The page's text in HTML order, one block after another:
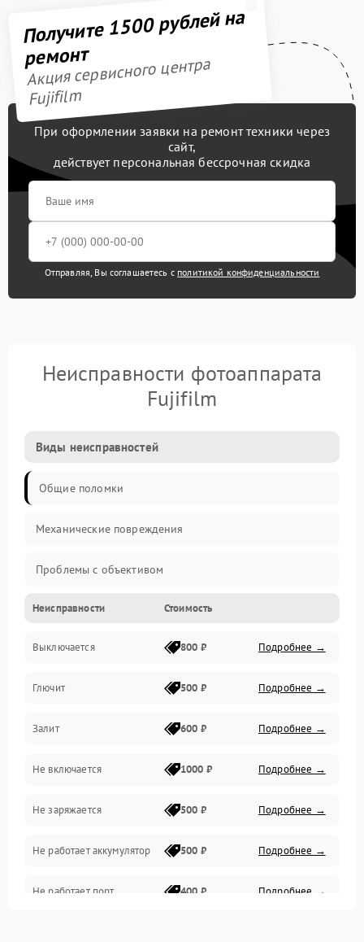
Получите 1500 рублей на
ремонт
Акция сервисного центра
Fujifilm
При оформлении заявки на ремонт техники через
сайт,
действует персональная бессрочная скидка
Отправляя, Вы соглашаетесь с политикой конфиденциальности
Неисправности фотоаппарата
Fujifilm
Виды неисправностей
Общие поломки
Механические повреждения
Проблемы с объективом
Электронные ошибки
Механические проблемы
Матрица и оптика
Питание и питание цепей
Проблемы с картами памяти
Объективы
Программные сбои
Коммуникации и интерфейсы
Неисправности Стоимость
Выключается 800 ₽ Подробнее →
Глючит 500 ₽ Подробнее →
Залит 600 ₽ Подробнее →
Не включается 1000 ₽ Подробнее →
Не заряжается 500 ₽ Подробнее →
Не работает аккумулятор 500 ₽ Подробнее →
Не работает порт 400 ₽ Подробнее →